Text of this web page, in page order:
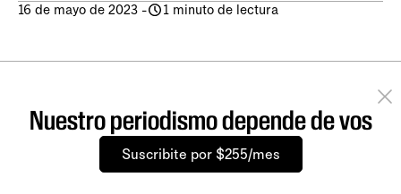
16 de mayo de 2023 - 1 minuto de lectura
Nuestro periodismo depende de vos
Suscribite por $255/mes